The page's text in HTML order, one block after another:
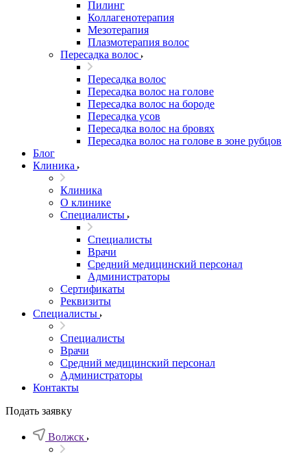
Пилинг
Коллагенотерапия
Мезотерапия
Плазмотерапия волос
Пересадка волос
Пересадка волос
Пересадка волос на голове
Пересадка волос на бороде
Пересадка усов
Пересадка волос на бровях
Пересадка волос на голове в зоне рубцов
Блог
Клиника
Клиника
О клинике
Специалисты
Специалисты
Врачи
Средний медицинский персонал
Администраторы
Сертификаты
Реквизиты
Специалисты
Специалисты
Врачи
Средний медицинский персонал
Администраторы
Контакты
Подать заявку
Волжск